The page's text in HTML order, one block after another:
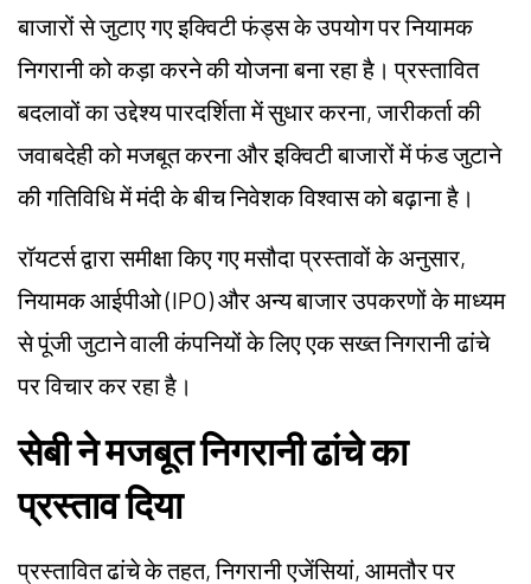
बाजारों से जुटाए गए इक्विटी फंड्स के उपयोग पर नियामक
निगरानी को कड़ा करने की योजना बना रहा है। प्रस्तावित
बदलावों का उद्देश्य पारदर्शिता में सुधार करना, जारीकर्ता की
जवाबदेही को मजबूत करना और इक्विटी बाजारों में फंड जुटाने
की गतिविधि में मंदी के बीच निवेशक विश्वास को बढ़ाना है।
रॉयटर्स द्वारा समीक्षा किए गए मसौदा प्रस्तावों के अनुसार,
नियामक आईपीओ (IPO) और अन्य बाजार उपकरणों के माध्यम
से पूंजी जुटाने वाली कंपनियों के लिए एक सख्त निगरानी ढांचे
पर विचार कर रहा है।
सेबी ने मजबूत निगरानी ढांचे का
प्रस्ताव दिया
प्रस्तावित ढांचे के तहत, निगरानी एजेंसियां, आमतौर पर